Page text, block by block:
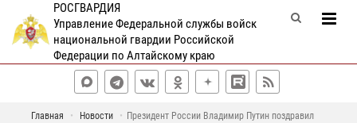
РОСГВАРДИЯ
Управление Федеральной службы войск
национальной гвардии Российской
Федерации по Алтайскому краю
Главная Новости
Президент России Владимир Путин поздравил